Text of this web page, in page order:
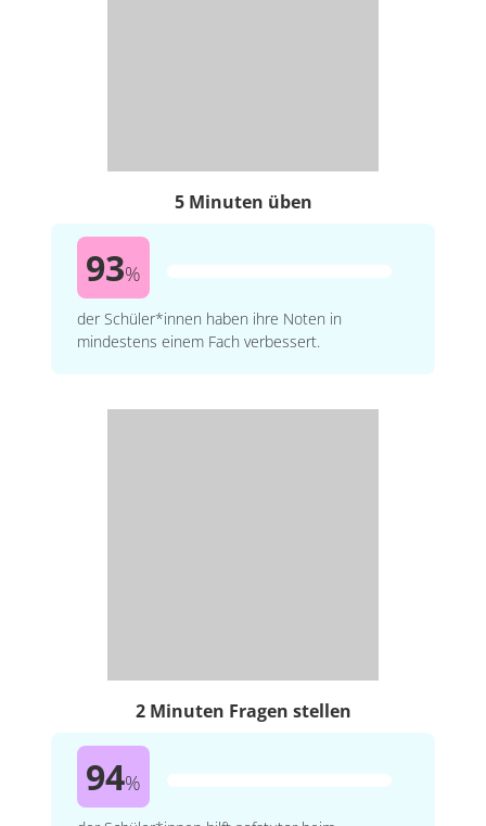
5 Minuten üben
93%
der Schüler*innen haben ihre Noten in
mindestens einem Fach verbessert.
2 Minuten Fragen stellen
94%